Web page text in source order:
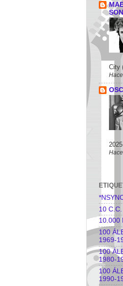
City
10 C.C.
10.000
100
1969-
100
1980-
100
1990-